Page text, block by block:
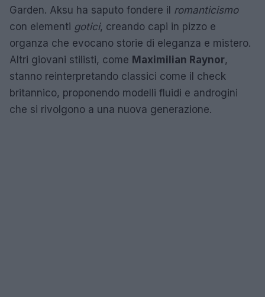
Garden. Aksu ha saputo fondere il romanticismo
con elementi gotici, creando capi in pizzo e
organza che evocano storie di eleganza e mistero.
Altri giovani stilisti, come Maximilian Raynor,
stanno reinterpretando classici come il check
britannico, proponendo modelli fluidi e androgini
che si rivolgono a una nuova generazione.